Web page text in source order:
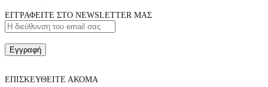
ΕΓΓΡΑΦΕΙΤΕ ΣΤΟ NEWSLETTER ΜΑΣ
Εγγραφή
ΕΠΙΣΚΕΥΘΕΙΤΕ ΑΚΟΜΑ